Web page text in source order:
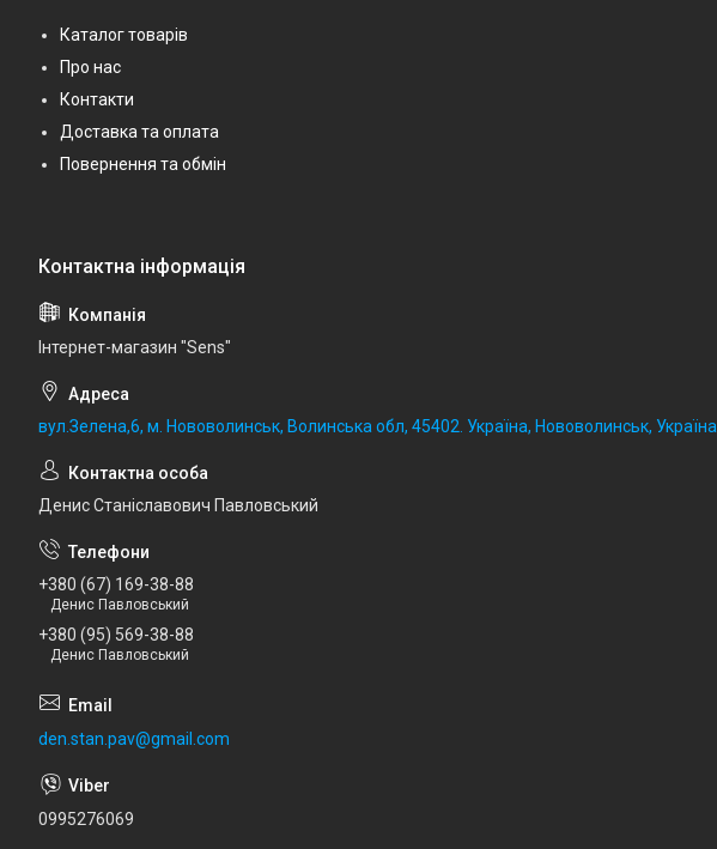
Каталог товарів
Про нас
Контакти
Доставка та оплата
Повернення та обмін
Iнтернет-магазин "Sens"
вул.Зелена,6, м. Нововолинськ, Волинська обл, 45402. Україна, Нововолинськ, Україна
Денис Станіславович Павловський
+380 (67) 169-38-88
Денис Павловський
+380 (95) 569-38-88
Денис Павловський
den.stan.pav@gmail.com
0995276069